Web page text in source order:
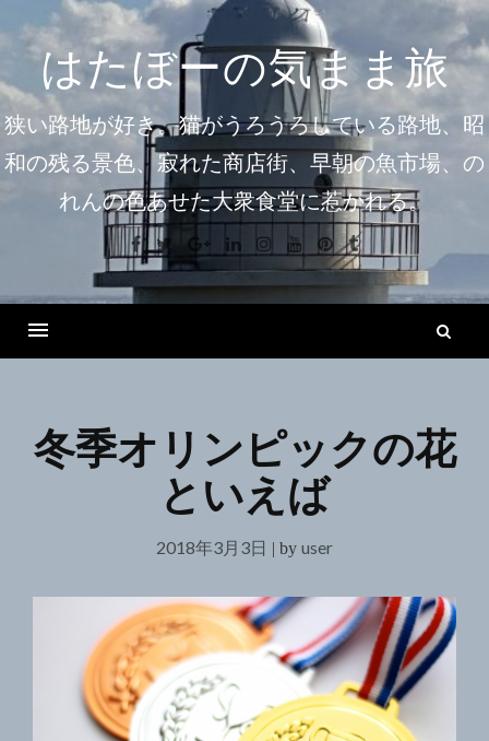
ン
ツ
へ
はたぼーの気まま旅
狭い路地が好き。猫がうろうろしている路地、昭
和の残る景色、寂れた商店街、早朝の魚市場、の
れんの色あせた大衆食堂に惹かれる。
Facebook
Twitter Google+
LinkedinInstagramYoutube
Pinterest
Tumblr
冬季オリンピックの花
といえば
2018年3月3日 | by user